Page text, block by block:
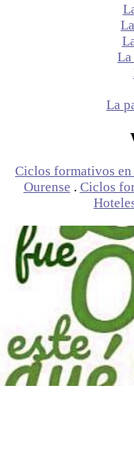
La
La
Ciclos formativos
Ourense . Ciclos